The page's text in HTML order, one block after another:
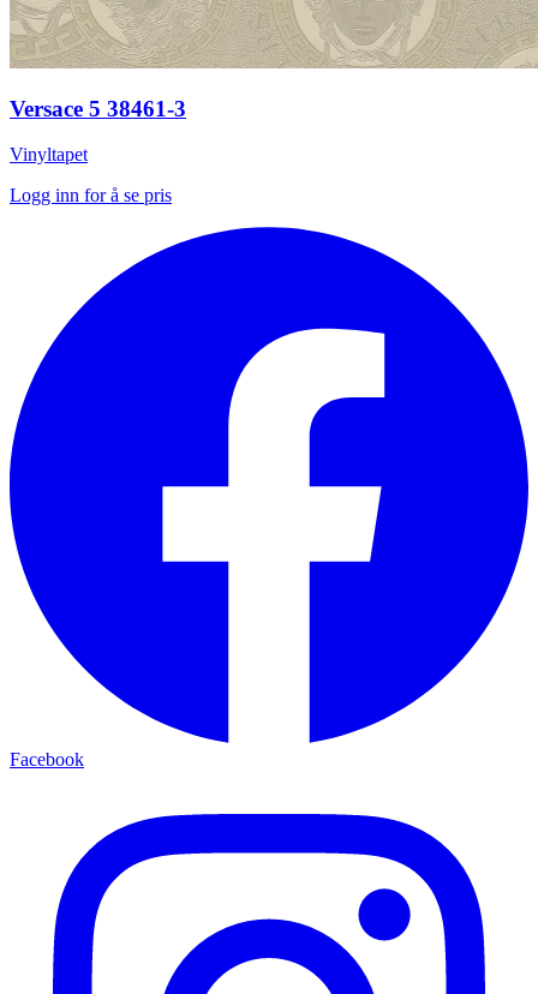
Versace 5 38461-3
Vinyltapet
Logg inn for å se pris
Facebook